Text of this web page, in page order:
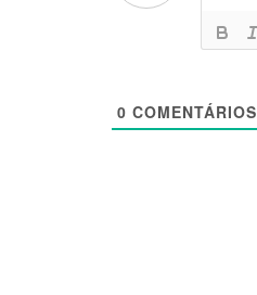
0 COMENTÁRIOS